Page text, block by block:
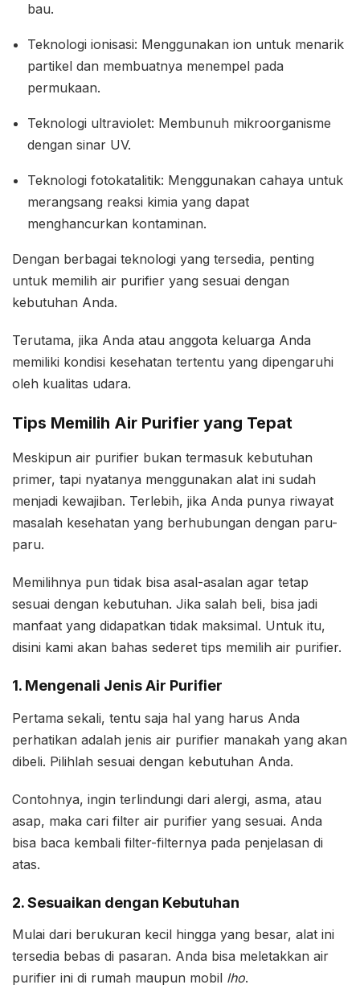
bau.
Teknologi ionisasi: Menggunakan ion untuk menarik
partikel dan membuatnya menempel pada
permukaan.
Teknologi ultraviolet: Membunuh mikroorganisme
dengan sinar UV.
Teknologi fotokatalitik: Menggunakan cahaya untuk
merangsang reaksi kimia yang dapat
menghancurkan kontaminan.
Dengan berbagai teknologi yang tersedia, penting
untuk memilih air purifier yang sesuai dengan
kebutuhan Anda.
Terutama, jika Anda atau anggota keluarga Anda
memiliki kondisi kesehatan tertentu yang dipengaruhi
oleh kualitas udara.
Tips Memilih Air Purifier yang Tepat
Meskipun air purifier bukan termasuk kebutuhan
primer, tapi nyatanya menggunakan alat ini sudah
menjadi kewajiban. Terlebih, jika Anda punya riwayat
masalah kesehatan yang berhubungan dengan paru-
paru.
Memilihnya pun tidak bisa asal-asalan agar tetap
sesuai dengan kebutuhan. Jika salah beli, bisa jadi
manfaat yang didapatkan tidak maksimal. Untuk itu,
disini kami akan bahas sederet tips memilih air purifier.
1. Mengenali Jenis Air Purifier
Pertama sekali, tentu saja hal yang harus Anda
perhatikan adalah jenis air purifier manakah yang akan
dibeli. Pilihlah sesuai dengan kebutuhan Anda.
Contohnya, ingin terlindungi dari alergi, asma, atau
asap, maka cari filter air purifier yang sesuai. Anda
bisa baca kembali filter-filternya pada penjelasan di
atas.
2. Sesuaikan dengan Kebutuhan
Mulai dari berukuran kecil hingga yang besar, alat ini
tersedia bebas di pasaran. Anda bisa meletakkan air
purifier ini di rumah maupun mobil lho.